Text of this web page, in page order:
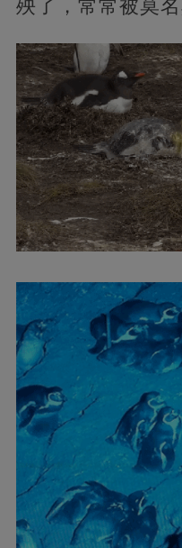
殃了，常常被莫